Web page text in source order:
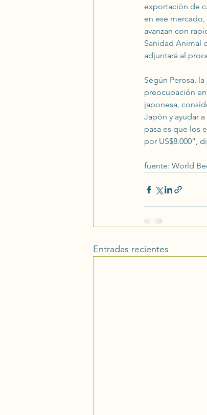
exportación de
en ese
avanzan con
Sanidad Animal
adjuntará al
Según Perosa,
preocupación
japonesa,
Japón y ayudar
pasa es que los
por US$8.000”,
fuente: World
Entradas recientes